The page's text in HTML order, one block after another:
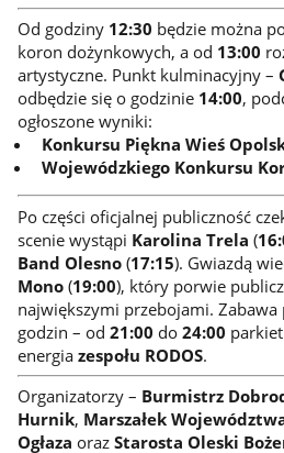
Od godziny 12:30 będzie można
koron dożynkowych, a od 13:00
artystyczne. Punkt kulminacyjny –
odbędzie się o godzinie 14:00,
ogłoszone wyniki:
Konkursu Piękna Wieś
Wojewódzkiego Konkursu
Po części oficjalnej publiczność
scenie wystąpi Karolina Trela (
Band Olesno(17:15). Gwiazdą
Mono(19:00), który porwie
największymi przebojami.
godzin – od 21:00 do24:00
energia zespołu RODOS.
Organizatorzy – Burmistrz
Hurnik, Marszałek
Ogłaza oraz Starosta Oleski